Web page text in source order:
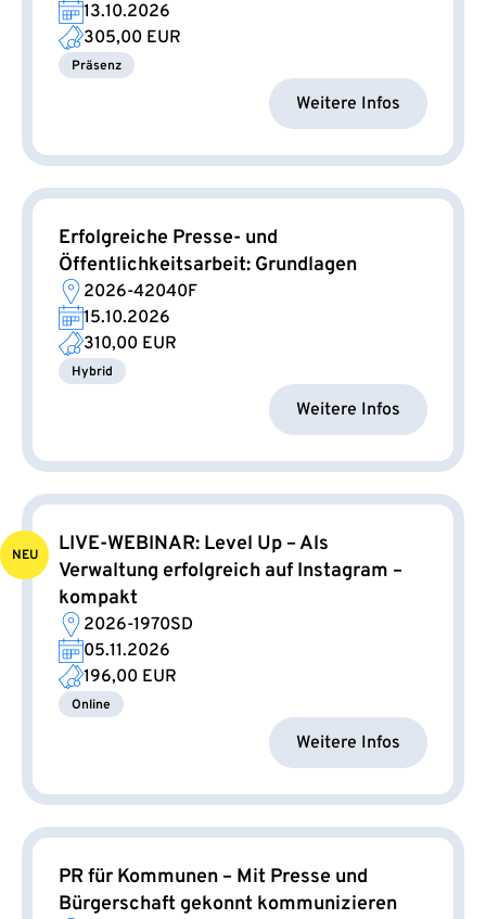
13.10.2026
305,00 EUR
Präsenz
Weitere Infos
Erfolgreiche Presse- und
Öffentlichkeitsarbeit: Grundlagen
2026-42040F
15.10.2026
310,00 EUR
Hybrid
Weitere Infos
LIVE-WEBINAR: Level Up – Als
Verwaltung erfolgreich auf Instagram –
kompakt
2026-1970SD
05.11.2026
196,00 EUR
Online
Weitere Infos
NEU
PR für Kommunen – Mit Presse und
Bürgerschaft gekonnt kommunizieren